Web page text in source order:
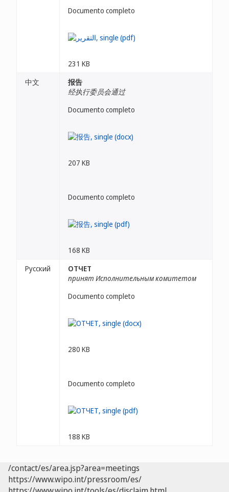
Documento completo
231 KB
中文
报告
经执行委员会通过
Documento completo
207 KB
Documento completo
168 KB
Русский
ОТЧЕТ
принят Исполнительным комитетом
Documento completo
280 KB
Documento completo
188 KB
/contact/es/area.jsp?area=meetings
https://www.wipo.int/pressroom/es/